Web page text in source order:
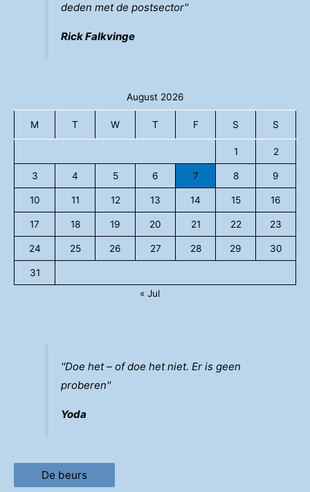
deden met de postsector''
Rick Falkvinge
August 2026
M T W T F S S
1 2
3 4 5 6 7 8 9
10 11 12 13 14 15 16
17 18 19 20 21 22 23
24 25 26 27 28 29 30
31
« Jul
''Doe het – of doe het niet. Er is geen
proberen''
Yoda
De beurs